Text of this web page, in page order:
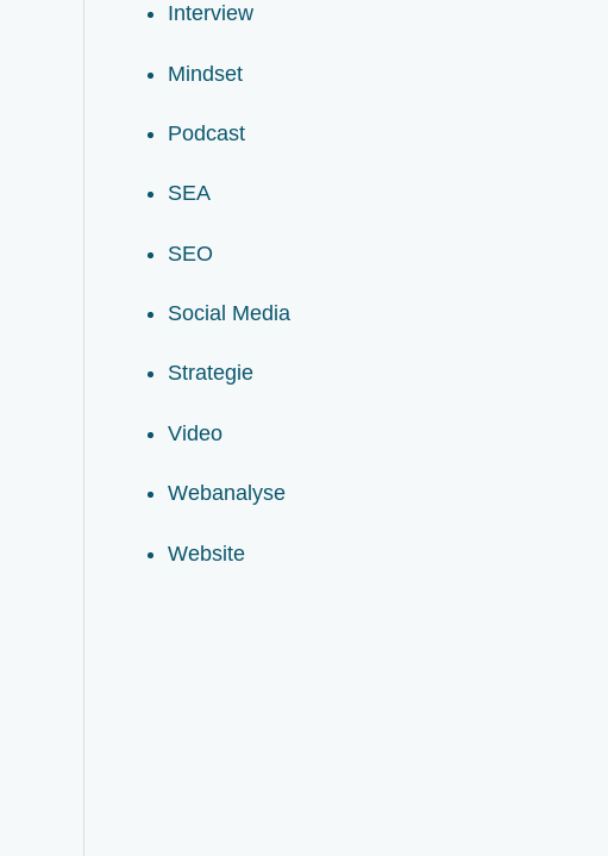
Interview
Mindset
Podcast
SEA
SEO
Social Media
Strategie
Video
Webanalyse
Website